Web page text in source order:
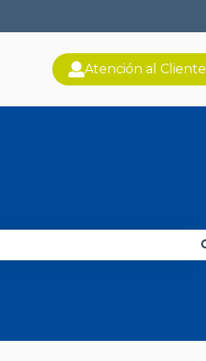
Atención al Cliente